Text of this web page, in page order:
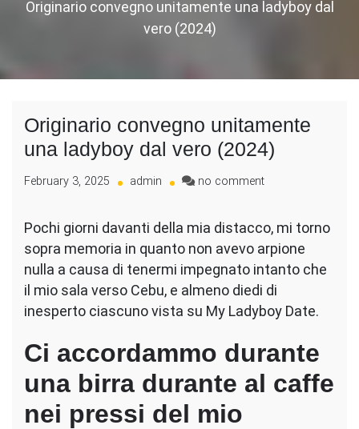
Originario convegno unitamente una ladyboy dal
vero (2024)
Originario convegno unitamente
una ladyboy dal vero (2024)
February 3, 2025 admin no commenton
unitamente
una
ladyboy
dal
vero
(2024)
Pochi giorni davanti della mia distacco, mi torno
sopra memoria in quanto non avevo arpione
nulla a causa di tenermi impegnato intanto che
il mio sala verso Cebu, e almeno diedi di
inesperto ciascuno vista su My Ladyboy Date.
Ci accordammo durante
una birra durante al caffe
nei pressi del mio